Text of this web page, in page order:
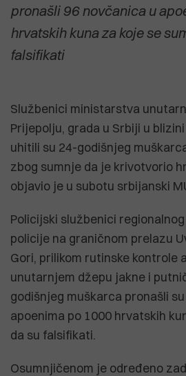
pronašli 96 novčanica u
hrvatskih kuna za koje se
falsifikati
Službenici ministarstva
Prijepolju, grada u Srbiji u
uhitili su 24-godišnjeg
zbog sumnje da je krivotvorio
objavio je u subotu srbijanski
Policijski službenici
policije na graničnom prelazu
Gori, prilikom rutinske kontrole
unutarnjem džepu jakne i
godišnjeg muškarca pronašli
apoenima po 1000 hrvatskih
da su falsifikati.
Osumnjičenom je određeno